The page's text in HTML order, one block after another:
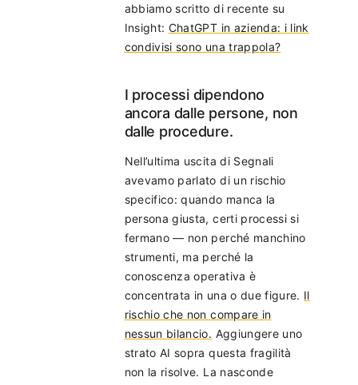
abbiamo scritto di recente su
Insight: ChatGPT in azienda: i link
condivisi sono una trappola?
I processi dipendono
ancora dalle persone, non
dalle procedure.
Nell’ultima uscita di Segnali
avevamo parlato di un rischio
specifico: quando manca la
persona giusta, certi processi si
fermano — non perché manchino
strumenti, ma perché la
conoscenza operativa è
concentrata in una o due figure. Il
rischio che non compare in
nessun bilancio. Aggiungere uno
strato AI sopra questa fragilità
non la risolve. La nasconde